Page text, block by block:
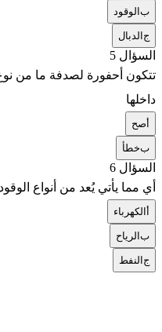
بالوقود
جالدبال
السؤال 5
تتكون أحفورة لصدفة ما من نوع
داخلها
صح
بخطأ
السؤال 6
أي مما يأتي يُعد من أنواع
الكهرباء
بالرياح
جالنفط